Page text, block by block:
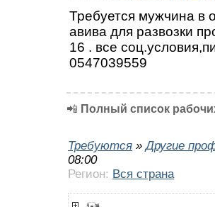
Требуется мужчина в
авива для развозки
16 . все
0547039559
📲 Полный список
Требуются »Другие
08:00
Регион: Вся страна